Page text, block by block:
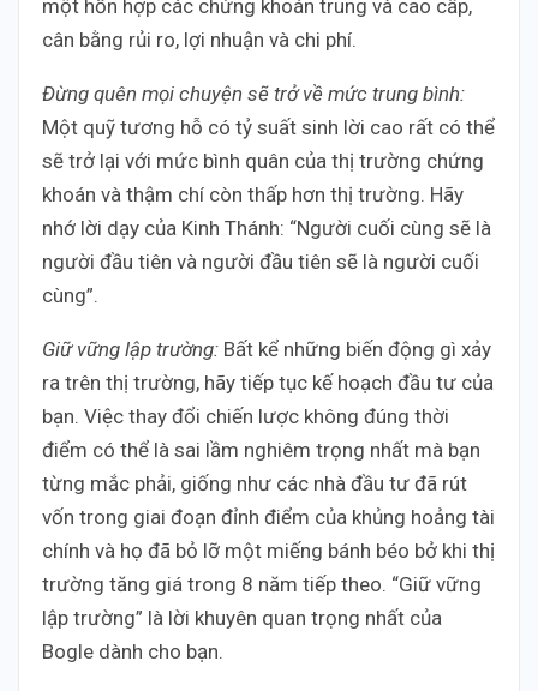
một hỗn hợp các chứng khoán trung và cao cấp,
cân bằng rủi ro, lợi nhuận và chi phí.
Đừng quên mọi chuyện sẽ trở về mức trung bình:
Một quỹ tương hỗ có tỷ suất sinh lời cao rất có thể
sẽ trở lại với mức bình quân của thị trường chứng
khoán và thậm chí còn thấp hơn thị trường. Hãy
nhớ lời dạy của Kinh Thánh: “Người cuối cùng sẽ là
người đầu tiên và người đầu tiên sẽ là người cuối
cùng”.
Giữ vững lập trường: Bất kể những biến động gì xảy
ra trên thị trường, hãy tiếp tục kế hoạch đầu tư của
bạn. Việc thay đổi chiến lược không đúng thời
điểm có thể là sai lầm nghiêm trọng nhất mà bạn
từng mắc phải, giống như các nhà đầu tư đã rút
vốn trong giai đoạn đỉnh điểm của khủng hoảng tài
chính và họ đã bỏ lỡ một miếng bánh béo bở khi thị
trường tăng giá trong 8 năm tiếp theo. “Giữ vững
lập trường” là lời khuyên quan trọng nhất của
Bogle dành cho bạn.